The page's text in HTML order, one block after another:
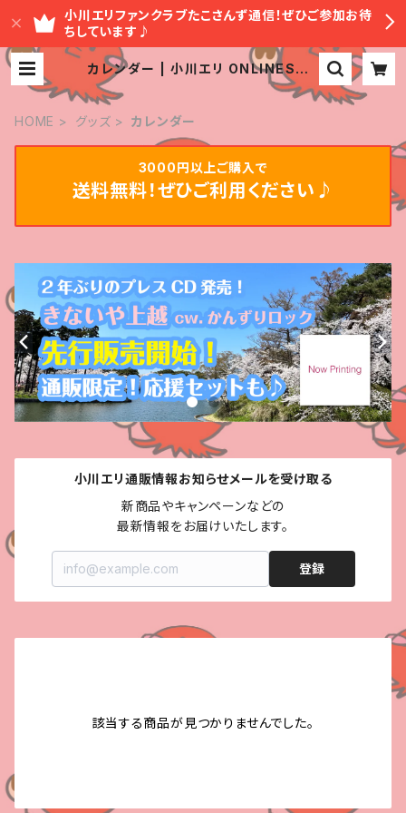
小川エリファンクラブたこさんず通信！ぜひご参加お待
ちしています♪
カレンダー | 小川エリ ONLINESHO
HOME グッズ カレンダー
3000円以上ご購入で
送料無料！ぜひご利用ください♪
小川エリ通販情報お知らせメールを受け取る
新商品やキャンペーンなどの
最新情報をお届けいたします。
登録
該当する商品が見つかりませんでした。